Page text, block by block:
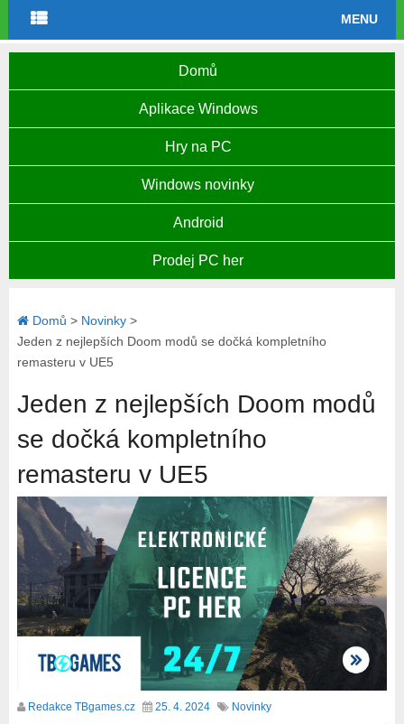
MENU
Domů
Aplikace Windows
Hry na PC
Windows novinky
Android
Prodej PC her
Domů > Novinky>
Jeden z nejlepších Doom modů se dočká kompletního
remasteru v UE5
Jeden z nejlepších Doom modů
se dočká kompletního
remasteru v UE5
Redakce TBgames.cz 25. 4. 2024 Novinky